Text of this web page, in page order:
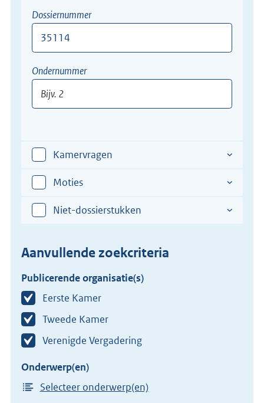
Dossiernummer
12345-
XII
Ondernummer
Kamervragen
Moties
Niet-dossierstukken
Aanvullende zoekcriteria
Publicerende organisatie(s)
Eerste Kamer
Tweede Kamer
Verenigde Vergadering
Onderwerp(en)
Selecteer onderwerp(en)